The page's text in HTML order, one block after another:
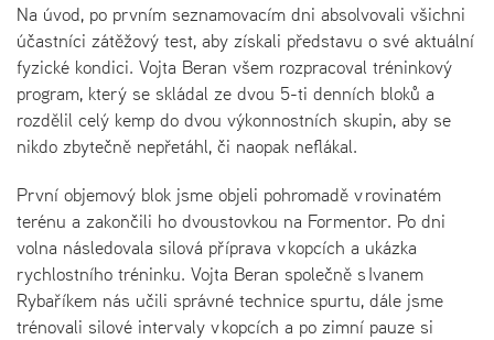
Na úvod, po prvním seznamovacím dni absolvovali všichni
účastníci zátěžový test, aby získali představu o své aktuální
fyzické kondici. Vojta Beran všem rozpracoval tréninkový
program, který se skládal ze dvou 5-ti denních bloků a
rozdělil celý kemp do dvou výkonnostních skupin, aby se
nikdo zbytečně nepřetáhl, či naopak neflákal.
První objemový blok jsme objeli pohromadě v rovinatém
terénu a zakončili ho dvoustovkou na Formentor. Po dni
volna následovala silová příprava v kopcích a ukázka
rychlostního tréninku. Vojta Beran společně s Ivanem
Rybaříkem nás učili správné technice spurtu, dále jsme
trénovali silové intervaly v kopcích a po zimní pauze si